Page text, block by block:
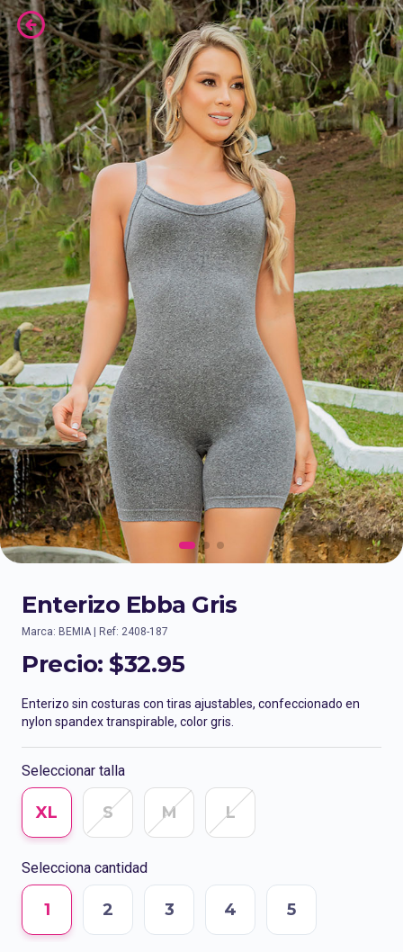
Enterizo Ebba Gris
Marca: BEMIA | Ref: 2408-187
Precio: $32.95
Enterizo sin costuras con tiras ajustables, confeccionado en
nylon spandex transpirable, color gris.
Seleccionar talla
XL S M L
Selecciona cantidad
1 2 3 4 5